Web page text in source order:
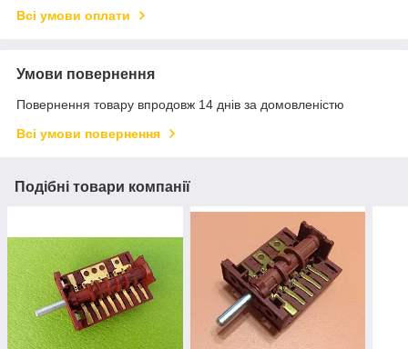
Всі умови оплати
Умови повернення
Повернення товару впродовж 14 днів за домовленістю
Всі умови повернення
Подібні товари компанії